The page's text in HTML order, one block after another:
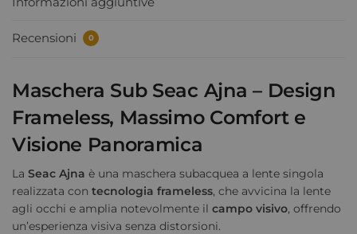
Recensioni 0
Maschera Sub Seac Ajna – Design
Frameless, Massimo Comfort e
Visione Panoramica
La Seac Ajna è una maschera subacquea a lente singola
realizzata con tecnologia frameless, che avvicina la lente
agli occhi e amplia notevolmente il campo visivo, offrendo
un’esperienza visiva senza distorsioni.